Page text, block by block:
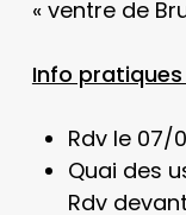
« ventre de
Info pratiques
Rdv le 07/
Quai des
Rdv